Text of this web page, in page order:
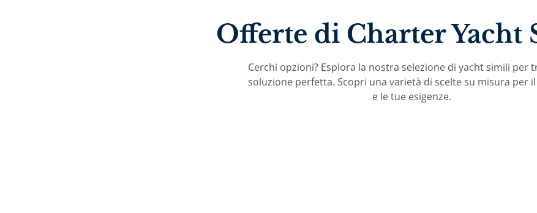
Offerte di Charter Yacht
Cerchi opzioni? Esplora la nostra selezione di yacht simili per
soluzione perfetta. Scopri una varietà di scelte su misura per
e le tue esigenze.